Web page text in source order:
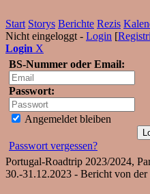
Start Storys Berichte Rezis
Nicht eingeloggt - Login [
Login X
BS-Nummer oder Email:
Passwort:
Angemeldet bleiben
Passwort vergessen?
Portugal-Roadtrip 2023/2024,
30.-31.12.2023 - Bericht von der